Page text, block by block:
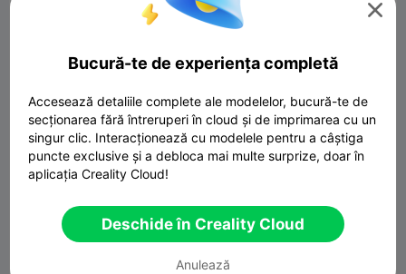

Cone Fidget Spiral Spinner

Bucură-te de experiența completă
Accesează detaliile complete ale modelelor, bucură-te de
secționarea fără întreruperi în cloud și de imprimarea cu un
singur clic. Interacționează cu modelele pentru a câștiga
puncte exclusive și a debloca mai multe surprize, doar în
aplicația Creality Cloud!
Deschide în Creality Cloud
Anulează